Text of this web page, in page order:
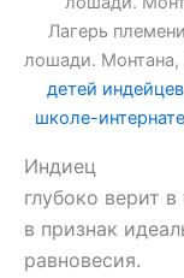
Лагерь
лошади. Монтана,
детей
школе-
Индиец
глубоко верит
в признак
равновесия.